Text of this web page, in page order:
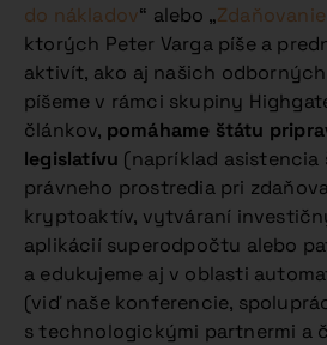
do nákladov“ alebo „
ktorých Peter Varga píše a
aktivít, ako aj našich
píšeme v rámci skupiny
článkov, pomáhame štátu
legislatívu (napríklad
právneho prostredia pri
kryptoaktív, vytváraní
aplikácií superodpočtu alebo
a edukujeme aj v oblasti
(viď naše konferencie,
s technologickými partnermi a